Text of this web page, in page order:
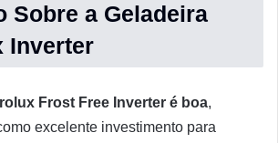
Sobre a Geladeira
Inverter
Frost Free Inverter é boa,
excelente investimento para